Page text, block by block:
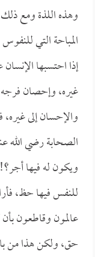
وهذه اللذة ومع
المباحة التي
إذا احتسبها
غيره، وإحصان
والإحسان إلى
الصحابة رضي الله
ويكون له فيها
للنفس فيها حظ،
عالمون وقاطعون
حق، ولكن هذا من